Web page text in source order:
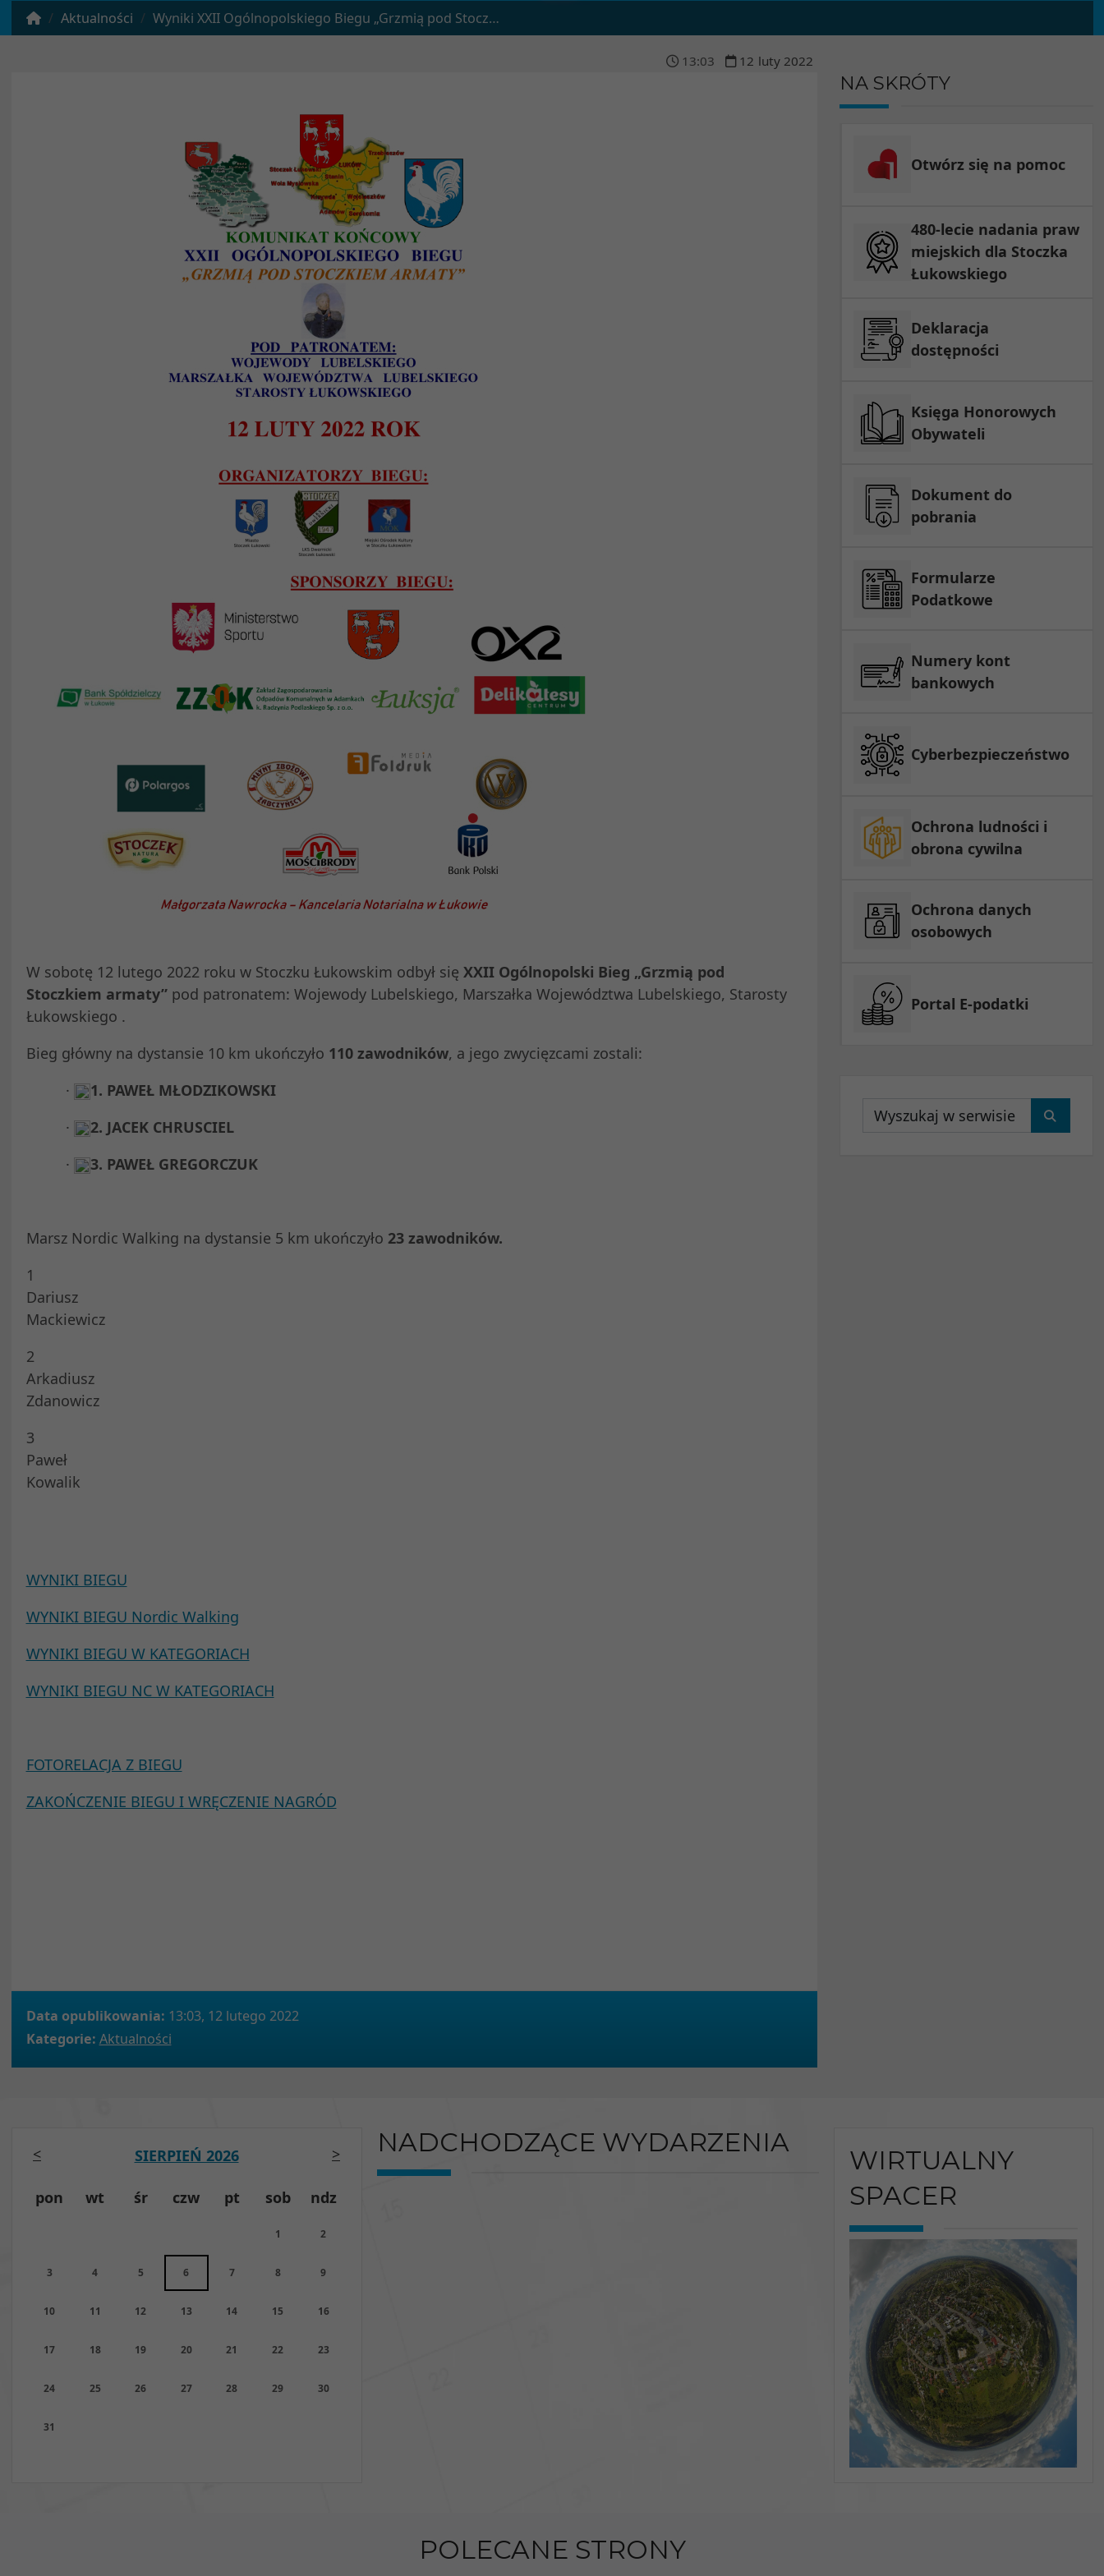
Aktualności Wyniki XXII Ogólnopolskiego Biegu „Grzmią pod Stoczkiem armaty” dnia 12 lutego 2022 roku
13:03 12 luty 2022
W sobotę 12 lutego 2022 roku w Stoczku Łukowskim odbył się XXII Ogólnopolski Bieg „Grzmią pod
Stoczkiem armaty”pod patronatem: Wojewody Lubelskiego, Marszałka Województwa Lubelskiego, Starosty
Łukowskiego .
Bieg główny na dystansie 10 km ukończyło 110 zawodników, a jego zwycięzcami zostali:
·
1. PAWEŁ MŁODZIKOWSKI
·
2. JACEK CHRUSCIEL
·
3. PAWEŁ GREGORCZUK
Marsz Nordic Walking na dystansie 5 km ukończyło 23 zawodników.
1
Dariusz
Mackiewicz
2
Arkadiusz
Zdanowicz
3
Paweł
Kowalik
WYNIKI BIEGU
WYNIKI BIEGU Nordic Walking
WYNIKI BIEGU W KATEGORIACH
WYNIKI BIEGU NC W KATEGORIACH
FOTORELACJA Z BIEGU
ZAKOŃCZENIE BIEGU I WRĘCZENIE NAGRÓD
Data opublikowania: 13:03, 12 lutego 2022
Kategorie: Aktualności
NA SKRÓTY
Otwórz się na pomoc
480-lecie nadania praw
miejskich dla Stoczka
Łukowskiego
Deklaracja
dostępności
Księga Honorowych
Obywateli
Dokument do
pobrania
Formularze
Podatkowe
Numery kont
bankowych
Cyberbezpieczeństwo
Ochrona ludności i
obrona cywilna
Ochrona danych
osobowych
Portal E-podatki
Wyszukaj
SIERPIEŃ 2026
pon wt śr czw pt sob ndz
1 2
3 4 5 6 7 8 9
10 11 12 13 14 15 16
17 18 19 20 21 22 23
24 25 26 27 28 29 30
31
< > NADCHODZĄCE WYDARZENIA
WIRTUALNY
SPACER
POLECANE STRONY